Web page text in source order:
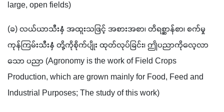
large, open fields)
(ခ) လယ်ယာသီးနှံ အထူးသဖြင့် အစားအစာ၊ တိရစ္ဆာန်စာ၊ စက်မှု
ကုန်ကြမ်းသီးနှံ တို့ကိုစိုက်ပျိုး ထုတ်လုပ်ခြင်း၊ ဤပညာကိုလေ့လာ
သော ပညာ (Agronomy is the work of Field Crops
Production, which are grown mainly for Food, Feed and
Industrial Purposes; The study of this work)